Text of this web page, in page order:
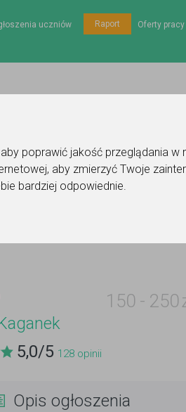
poprawić jakość przeglądania w
, aby zmierzyć Twoje
bardziej odpowiednie.
uczniów Raport Oferty pracy
- geografia
150 - 250
5,0/5 128 opinii
Opis ogłoszenia